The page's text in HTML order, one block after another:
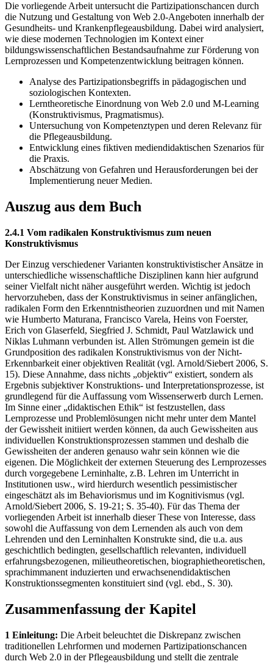
Die vorliegende Arbeit untersucht die Partizipationschancen durch
die Nutzung und Gestaltung von Web 2.0-Angeboten innerhalb der
Gesundheits- und Krankenpflegeausbildung. Dabei wird analysiert,
wie diese modernen Technologien im Kontext einer
bildungswissenschaftlichen Bestandsaufnahme zur Förderung von
Lernprozessen und Kompetenzentwicklung beitragen können.
Analyse des Partizipationsbegriffs in pädagogischen und
soziologischen Kontexten.
Lerntheoretische Einordnung von Web 2.0 und M-Learning
(Konstruktivismus, Pragmatismus).
Untersuchung von Kompetenztypen und deren Relevanz für
die Pflegeausbildung.
Entwicklung eines fiktiven mediendidaktischen Szenarios für
die Praxis.
Abschätzung von Gefahren und Herausforderungen bei der
Implementierung neuer Medien.
Auszug aus dem Buch
2.4.1 Vom radikalen Konstruktivismus zum neuen
Konstruktivismus
Der Einzug verschiedener Varianten konstruktivistischer Ansätze in
unterschiedliche wissenschaftliche Disziplinen kann hier aufgrund
seiner Vielfalt nicht näher ausgeführt werden. Wichtig ist jedoch
hervorzuheben, dass der Konstruktivismus in seiner anfänglichen,
radikalen Form den Erkenntnistheorien zuzuordnen und mit Namen
wie Humberto Maturana, Francisco Varela, Heins von Foerster,
Erich von Glaserfeld, Siegfried J. Schmidt, Paul Watzlawick und
Niklas Luhmann verbunden ist. Allen Strömungen gemein ist die
Grundposition des radikalen Konstruktivismus von der Nicht-
Erkennbarkeit einer objektiven Realität (vgl. Arnold/Siebert 2006, S.
15). Diese Annahme, dass nichts „objektiv“ existiert, sondern als
Ergebnis subjektiver Konstruktions- und Interpretationsprozesse, ist
grundlegend für die Auffassung vom Wissenserwerb durch Lernen.
Im Sinne einer „didaktischen Ethik“ ist festzustellen, dass
Lernprozesse und Problemlösungen nicht mehr unter dem Mantel
der Gewissheit initiiert werden können, da auch Gewissheiten aus
individuellen Konstruktionsprozessen stammen und deshalb die
Gewissheiten der anderen genauso wahr sein können wie die
eigenen. Die Möglichkeit der externen Steuerung des Lernprozesses
durch vorgegebene Lerninhalte, z.B. Lehren im Unterricht in
Institutionen usw., wird hierdurch wesentlich pessimistischer
eingeschätzt als im Behaviorismus und im Kognitivismus (vgl.
Arnold/Siebert 2006, S. 19-21; S. 35-40). Für das Thema der
vorliegenden Arbeit ist innerhalb dieser These von Interesse, dass
sowohl die Auffassung von dem Lernenden als auch von dem
Lehrenden und den Lerninhalten Konstrukte sind, die u.a. aus
geschichtlich bedingten, gesellschaftlich relevanten, individuell
erfahrungsbezogenen, milieutheoretischen, biographietheoretischen,
sprachimmanent induzierten und erwachsenendidaktischen
Konstruktionssegmenten konstituiert sind (vgl. ebd., S. 30).
Zusammenfassung der Kapitel
1 Einleitung: Die Arbeit beleuchtet die Diskrepanz zwischen
traditionellen Lehrformen und modernen Partizipationschancen
durch Web 2.0 in der Pflegeausbildung und stellt die zentrale